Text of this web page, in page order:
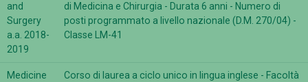
and
Surgery
a.a. 2018-
2019
di Medicina e Chirurgia - Durata 6 anni - Numero di
posti programmato a livello nazionale (D.M. 270/04) -
Classe LM-41
Medicine
Corso di laurea a ciclo unico in lingua inglese - Facoltà